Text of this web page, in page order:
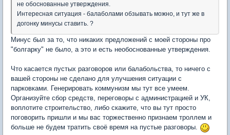
не обоснованные утверждения.
Интересная ситуация - балаболами обзывать можно, и тут же в
догонку минусы ставить. ?
Минус был за то, что никаких предложений с моей стороны про
"болгарку" не было, а это и есть необоснованные утверждения.
Что касается пустых разговоров или балабольства, то ничего с
вашей стороны не сделано для улучшения ситуации с
парковками. Генерировать коммунизм мы тут все умеем.
Организуйте сбор средств, переговоры с администрацией и УК,
воплотите строительство, либо скажите, что вы тут просто
поговорить пришли и мы вас торжественно признаем троллем и
больше не будем тратить своё время на пустые разговоры.